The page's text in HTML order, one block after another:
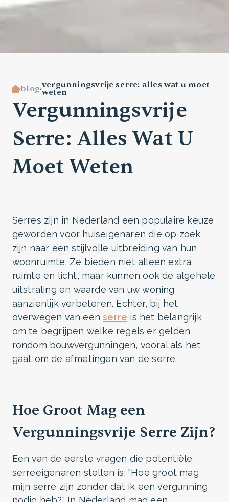
blogvergunningsvrije serre: alles wat u moet
weten
Vergunningsvrije
Serre: Alles Wat U
Moet Weten
Serres zijn in Nederland een populaire keuze
geworden voor huiseigenaren die op zoek
zijn naar een stijlvolle uitbreiding van hun
woonruimte. Ze bieden niet alleen extra
ruimte en licht, maar kunnen ook de algehele
uitstraling en waarde van uw woning
aanzienlijk verbeteren. Echter, bij het
overwegen van eenserre is het belangrijk
om te begrijpen welke regels er gelden
rondom bouwvergunningen, vooral als het
gaat om de afmetingen van de serre.
Hoe Groot Mag een
Vergunningsvrije Serre Zijn?
Een van de eerste vragen die potentiële
serreeigenaren stellen is: "Hoe groot mag
mijn serre zijn zonder dat ik een vergunning